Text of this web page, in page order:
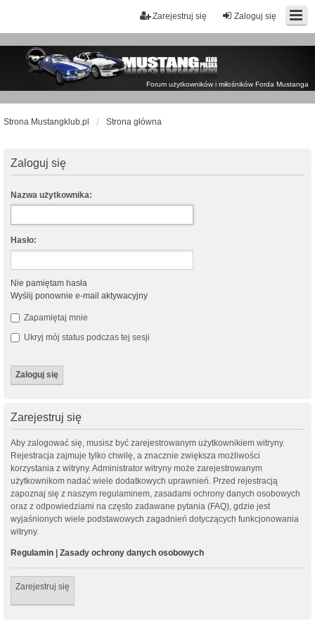
Zaloguj się
Zarejestruj się
Forum użytkowników i miłośników Forda Mustanga
Strona Mustangklub.pl Strona główna
Zaloguj się
Nazwa użytkownika:
Hasło:
Nie pamiętam hasła
Wyślij ponownie e-mail aktywacyjny
Zapamiętaj mnie
Ukryj mój status podczas tej sesji
Zarejestruj się
Aby zalogować się, musisz być zarejestrowanym użytkownikiem witryny.
Rejestracja zajmuje tylko chwilę, a znacznie zwiększa możliwości
korzystania z witryny. Administrator witryny może zarejestrowanym
użytkownikom nadać wiele dodatkowych uprawnień. Przed rejestracją
zapoznaj się z naszym regulaminem, zasadami ochrony danych osobowych
oraz z odpowiedziami na często zadawane pytania (FAQ), gdzie jest
wyjaśnionych wiele podstawowych zagadnień dotyczących funkcjonowania
witryny.
Regulamin | Zasady ochrony danych osobowych
Zarejestruj się